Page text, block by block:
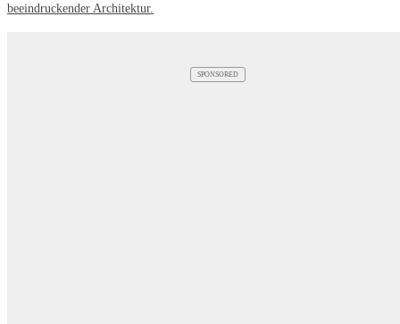
beeindruckender Architektur.
SPONSORED